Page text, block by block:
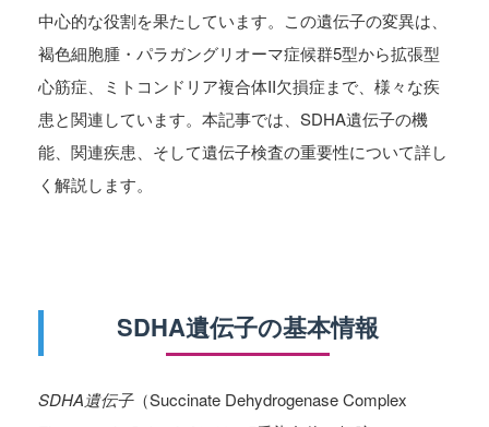
中心的な役割を果たしています。この遺伝子の変異は、
褐色細胞腫・パラガングリオーマ症候群5型から拡張型
心筋症、ミトコンドリア複合体II欠損症まで、様々な疾
患と関連しています。本記事では、SDHA遺伝子の機
能、関連疾患、そして遺伝子検査の重要性について詳し
く解説します。
SDHA遺伝子の基本情報
SDHA遺伝子（Succinate Dehydrogenase Complex